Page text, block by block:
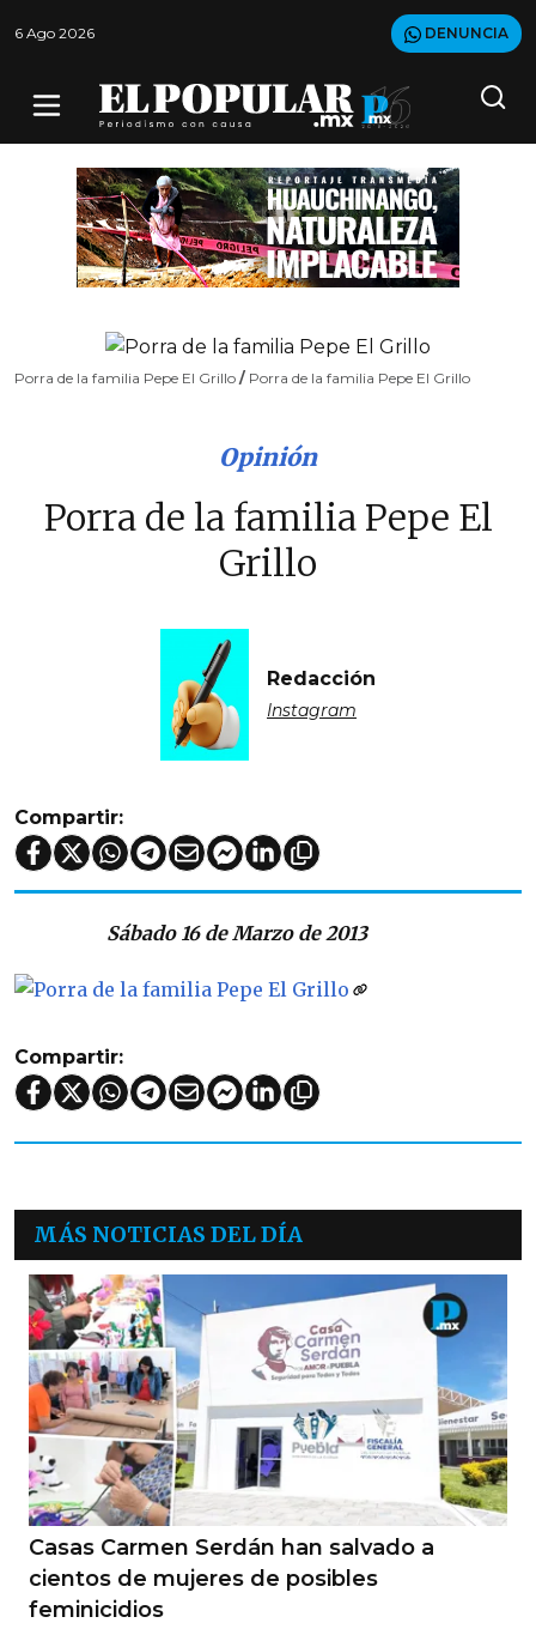
6 Ago 2026 DENUNCIA
Porra de la familia Pepe El Grillo / Porra de la familia Pepe El Grillo
Opinión
Porra de la familia Pepe El
Grillo
Redacción
Instagram
Compartir:
Sábado 16 de Marzo de 2013
Compartir:
MÁS NOTICIAS DEL DÍA
Casas Carmen Serdán han salvado a
cientos de mujeres de posibles
feminicidios